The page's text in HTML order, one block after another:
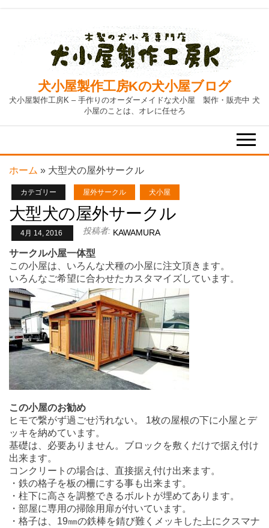
content
犬小屋製作工房Kの犬小屋ブログ
犬小屋製作工房K – 手作りのオーダーメイドな犬小屋 製作・販売中 犬
小屋のことは、オレに任せろ
ホーム » 大型犬の屋外サークル
カテゴリー 屋外サークル 犬小屋
大型犬の屋外サークル
4月 14, 2016 投稿者: KAWAMURA
サークル小屋一体型
この小屋は、いろんな犬種の小屋に注文頂きます。
いろんなご希望に合わせたカスタマイズしています。
この小屋のお勧め
ヒモで繋がず過ごせ汚れない。 1枚の屋根の下に小屋とデ
ッキを納めています。
基礎は、必要ありません。ブロックを敷くだけで据え付け
出来ます。
コンクリートの場合は、直接据え付け出来ます。
・鉄の格子を板の柵にする事も出来ます。
・柱下に高さを調整できるボルトが埋めてあります。
・部屋に専用の掃除用扉が付いています。
・格子は、19㎜の鉄棒を錆び難くメッキした上にクスマナ